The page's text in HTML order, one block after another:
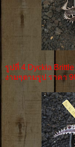
รูปที่ 4 Dyckia
งามๆตามรูป ราคา